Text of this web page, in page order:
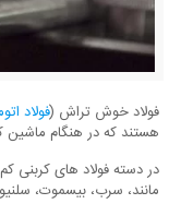
فولاد خوش تراش (فولاد
هستند که در هنگام ماشین
در دسته فولاد های کربنی
مانند، سرب، بیسموت،